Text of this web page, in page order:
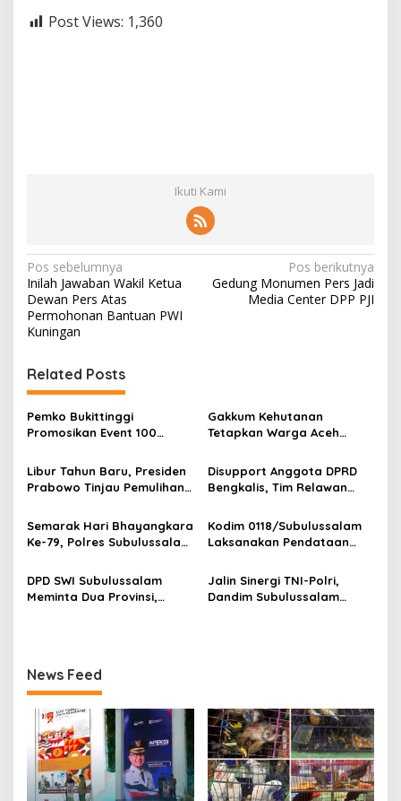
Post Views: 1,360
Ikuti Kami
N
a
v
i
g
a
s
i
p
o
s
Pos sebelumnya
Inilah Jawaban Wakil Ketua
Dewan Pers Atas
Permohonan Bantuan PWI
Kuningan
Pos berikutnya
Gedung Monumen Pers Jadi
Media Center DPP PJI
Related Posts
Pemko Bukittinggi
Promosikan Event 100
Raker APEKSI Wilayah I
Banda Aceh
Gakkum Kehutanan
Tetapkan Warga Aceh
Penyelundupan Satwa
Dilindungi
Libur Tahun Baru, Presiden
Prabowo Tinjau Pemulihan
Tamiang
Disupport Anggota DPRD
Bengkalis, Tim Relawan
Bantuan Ke Aceh Tamiang
Semarak Hari Bhayangkara
Ke-79, Polres Subulussalam
Polsek Jajaran
Kodim 0118/Subulussalam
Laksanakan Pendataan
Prajurit TNI Tahun 2025
DPD SWI Subulussalam
Meminta Dua Provinsi,
Jalin Sinergi TNI-Polri,
Dandim Subulussalam
News Feed